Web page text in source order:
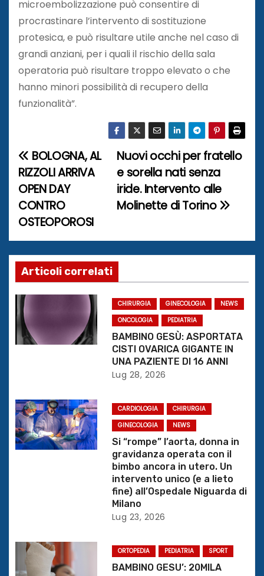
microembolizzazione può consentire di
procrastinare l’intervento di sostituzione
protesica, e può risultare utile anche nel caso di
grandi anziani, per i quali il rischio della sala
operatoria può risultare troppo elevato o che
hanno minori possibilità di recupero della
funzionalità”.
N
a
v
i
g
a
z
i
e
a
o
Nuovi occhi per fratello
e sorella nati senza
iride. Intervento alle
Molinette di Torino
BOLOGNA, AL
RIZZOLI ARRIVA
OPEN DAY
CONTRO
OSTEOPOROSI
Articoli correlati
CHIRURGIA GINECOLOGIA
NEWS
ONCOLOGIA
PEDIATRIA
BAMBINO GESÙ: ASPORTATA
CISTI OVARICA GIGANTE IN
UNA PAZIENTE DI 16 ANNI
Lug 28, 2026
CARDIOLOGIA
CHIRURGIA
GINECOLOGIA
NEWS
Si “rompe” l’aorta, donna in
gravidanza operata con il
bimbo ancora in utero. Un
intervento unico (e a lieto
fine) all’Ospedale Niguarda di
Milano
Lug 23, 2026
ORTOPEDIA PEDIATRIA SPORT
BAMBINO GESU’: 20MILA